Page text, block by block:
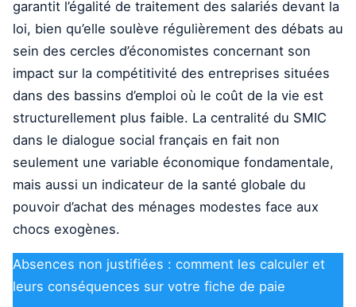
garantit l’égalité de traitement des salariés devant la
loi, bien qu’elle soulève régulièrement des débats au
sein des cercles d’économistes concernant son
impact sur la compétitivité des entreprises situées
dans des bassins d’emploi où le coût de la vie est
structurellement plus faible. La centralité du SMIC
dans le dialogue social français en fait non
seulement une variable économique fondamentale,
mais aussi un indicateur de la santé globale du
pouvoir d’achat des ménages modestes face aux
chocs exogènes.
Absences non justifiées : comment les calculer et
leurs conséquences sur votre fiche de paie